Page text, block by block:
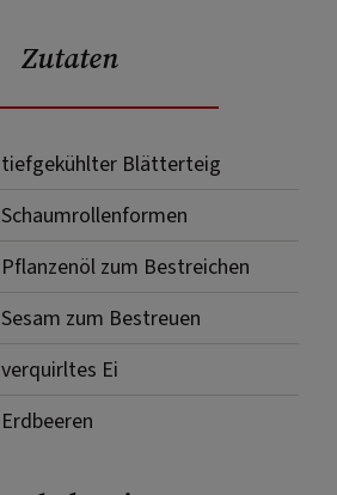
Zutaten
tiefgekühlter Blätterteig
Schaumrollenformen
Pflanzenöl zum Bestreichen
Sesam zum Bestreuen
verquirltes Ei
Erdbeeren